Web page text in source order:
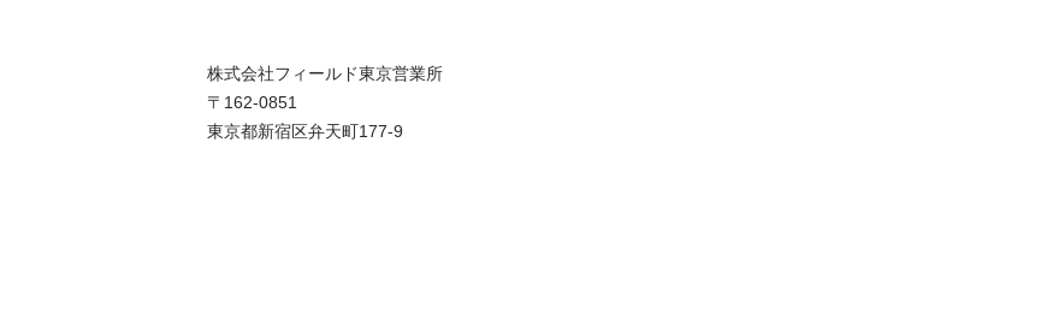
株式会社フィールド東京営業所
〒162-0851
東京都新宿区弁天町177-9